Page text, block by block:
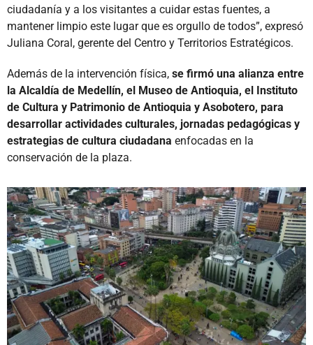
ciudadanía y a los visitantes a cuidar estas fuentes, a
mantener limpio este lugar que es orgullo de todos”, expresó
Juliana Coral, gerente del Centro y Territorios Estratégicos.
Además de la intervención física, se firmó una alianza entre
la Alcaldía de Medellín, el Museo de Antioquia, el Instituto
de Cultura y Patrimonio de Antioquia y Asobotero, para
desarrollar actividades culturales, jornadas pedagógicas y
estrategias de cultura ciudadana enfocadas en la
conservación de la plaza.